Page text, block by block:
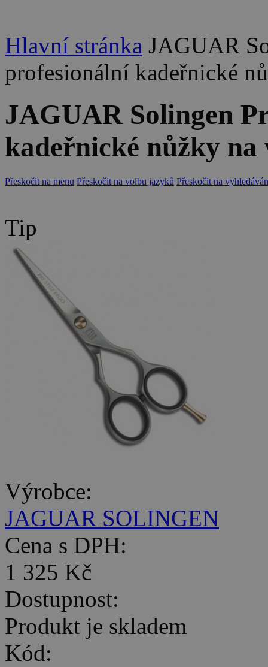
Hlavní stránka JAGUAR
profesionální kadeřnické
JAGUAR Solingen
kadeřnické nůžky na
Přeskočit na menu Přeskočit na volbu jazyků Přeskočit na
Tip
Výrobce:
JAGUAR SOLINGEN
Cena s DPH:
1 325 Kč
Dostupnost:
Produkt je skladem
Kód: